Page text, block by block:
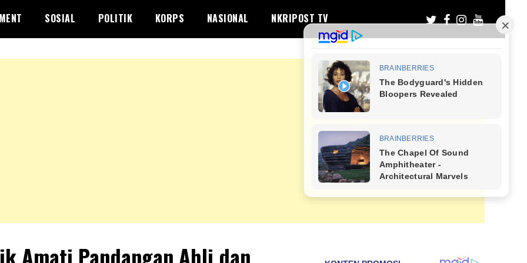
SOSIAL POLITIK KORPS NASIONAL NKRIPOST TV
Amati Pandangan Ahli dan